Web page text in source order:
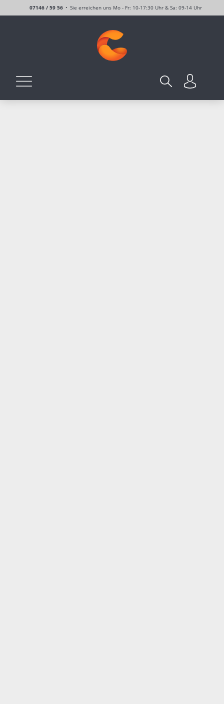
07146 / 59 56 Sie erreichen uns Mo - Fr: 10-17:30 Uhr & Sa: 09-14 Uhr